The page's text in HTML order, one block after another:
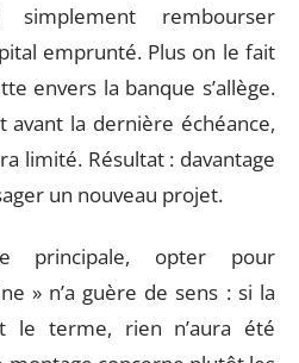
rembourser
emprunté. Plus on le fait
envers la banque s’allège.
avant la dernière échéance,
limité. Résultat : davantage
un nouveau projet.
principale, opter pour
» n’a guère de sens : si la
le terme, rien n’aura été